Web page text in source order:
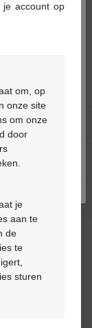
28,82
je account op
om, op
onze site
om onze
door
je
aan te
de
te
sturen